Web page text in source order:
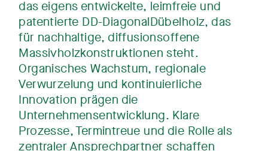
das eigens entwickelte, leimfreie und
patentierte DD-DiagonalDübelholz, das
für nachhaltige, diffusionsoffene
Massivholzkonstruktionen steht.
Organisches Wachstum, regionale
Verwurzelung und kontinuierliche
Innovation prägen die
Unternehmensentwicklung. Klare
Prozesse, Termintreue und die Rolle als
zentraler Ansprechpartner schaffen